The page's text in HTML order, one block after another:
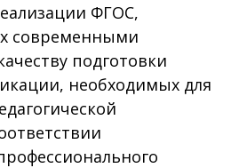
ФГОС,
современными
подготовки
необходимых для